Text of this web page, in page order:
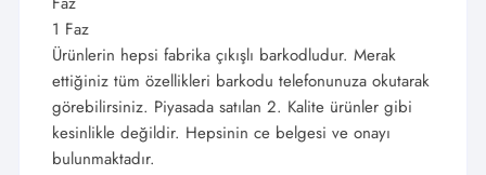
1 Faz
Ürünlerin hepsi fabrika çıkışlı barkodludur. Merak
ettiğiniz tüm özellikleri barkodu telefonunuza okutarak
görebilirsiniz. Piyasada satılan 2. Kalite ürünler gibi
kesinlikle değildir. Hepsinin ce belgesi ve onayı
bulunmaktadır.